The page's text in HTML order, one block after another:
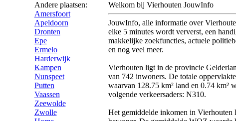
Andere plaatsen:
Amersfoort
Apeldoorn
Dronten
Epe
Ermelo
Harderwijk
Kampen
Nunspeet
Putten
Vaassen
Zeewolde
Zwolle
Welkom bij Vierhouten JouwInfo
JouwInfo, alle informatie over
elke 5 minutes wordt ververst, een
makkelijke zoekfuncties, actuele
en nog veel meer.
Vierhouten ligt in de provincie
van 742 inwoners. De totale
waarvan 128.75 km² land en 0.74 km²
volgende verkeersaders: N310.
Het gemiddelde inkomen in Vierhouten